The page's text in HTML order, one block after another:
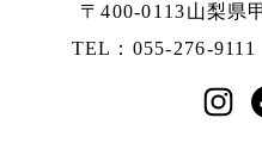
〒400-0113山梨県
TEL：055-276-9111